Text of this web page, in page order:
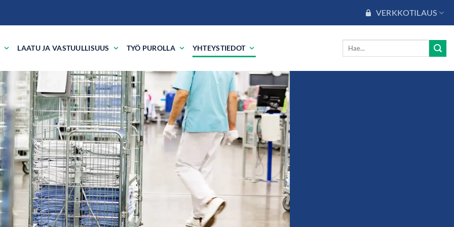
VERKKOTILAUS
LAATU JA VASTUULLISUUS TYÖ PUROLLA YHTEYSTIEDOT